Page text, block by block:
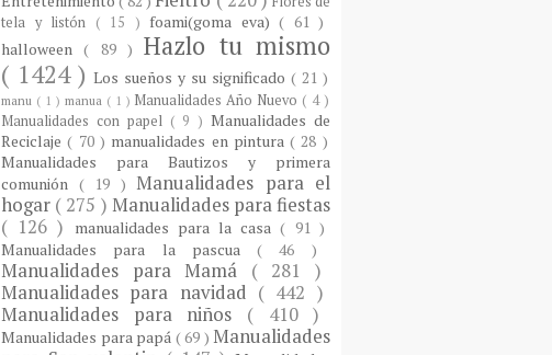
tela y listón ( 15 ) foami(goma eva)( 61 )
halloween( 89 )Hazlo tu mismo
( 1424 ) Los sueños y su significado ( 21 )
manu ( 1 ) manua ( 1 ) Manualidades Año Nuevo ( 4 )
Manualidades con papel ( 9 )Manualidades de
Reciclaje( 70 ) manualidades en pintura( 28 )
Manualidades para Bautizos y primera
comunión ( 19 ) Manualidades para el
hogar ( 275 ) Manualidades para fiestas
( 126 )
manualidades para la casa( 91 )
Manualidades para la pascua( 46 )
Manualidades para Mamá ( 281 )
Manualidades para navidad ( 442 )
Manualidades para niños ( 410 )
Manualidades para papá ( 69 ) Manualidades